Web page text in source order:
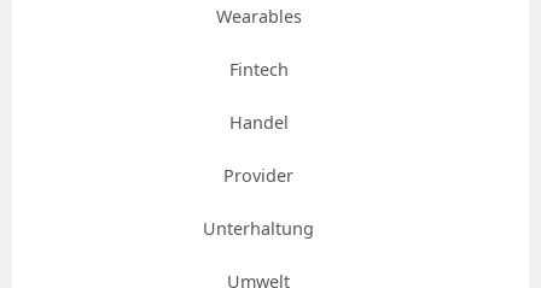
Wearables
Fintech
Handel
Provider
Unterhaltung
Umwelt